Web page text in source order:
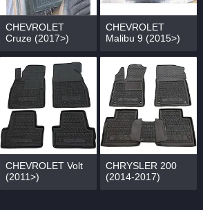
CHEVROLET
Cruze (2017>)
CHEVROLET
Malibu 9 (2015>)
CHEVROLET Volt
(2011>)
CHRYSLER 200
(2014-2017)